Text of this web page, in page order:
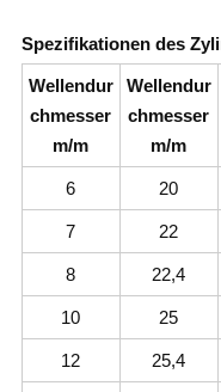
Spezifikationen des
Wellendur
chmesser
m/m
Wellendur
chmesser
m/m
6 20
7 22
8 22,4
10 25
12 25,4